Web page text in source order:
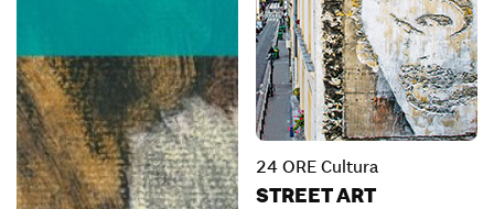
24 ORE Cultura
STREET ART